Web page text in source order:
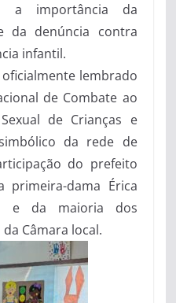
a importância da
da denúncia contra
infantil.
lembrado
de Combate ao
de Crianças e
da rede de
do prefeito
primeira-dama Érica
e da maioria dos
Câmara local.